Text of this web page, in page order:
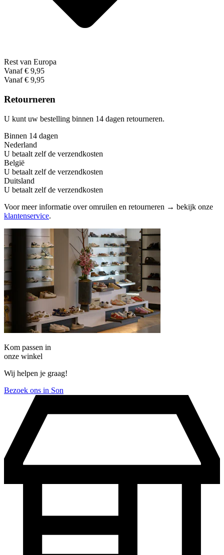
Rest van Europa
Vanaf € 9,95
Vanaf € 9,95
Retourneren
U kunt uw bestelling binnen 14 dagen retourneren.
Binnen 14 dagen
Nederland
U betaalt zelf de verzendkosten
België
U betaalt zelf de verzendkosten
Duitsland
U betaalt zelf de verzendkosten
Voor meer informatie over omruilen en retourneren → bekijk onze
klantenservice.
Kom passen in
onze winkel
Wij helpen je graag!
Bezoek ons in Son